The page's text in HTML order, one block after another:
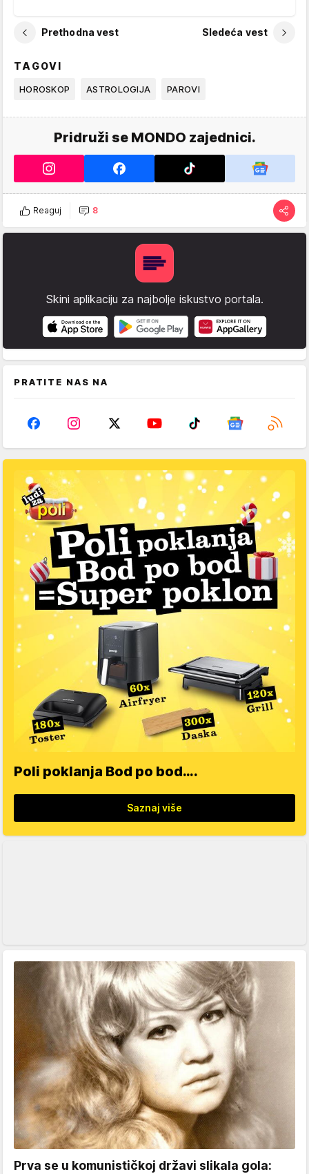
Prethodna vest Sledeća vest
TAGOVI
HOROSKOP ASTROLOGIJA PAROVI
Pridruži se MONDO zajednici.
Reaguj 8
Skini aplikaciju za najbolje iskustvo portala.
PRATITE NAS NA
Poli poklanja Bod po bod….
Saznaj više
Prva se u komunističkoj državi slikala gola: